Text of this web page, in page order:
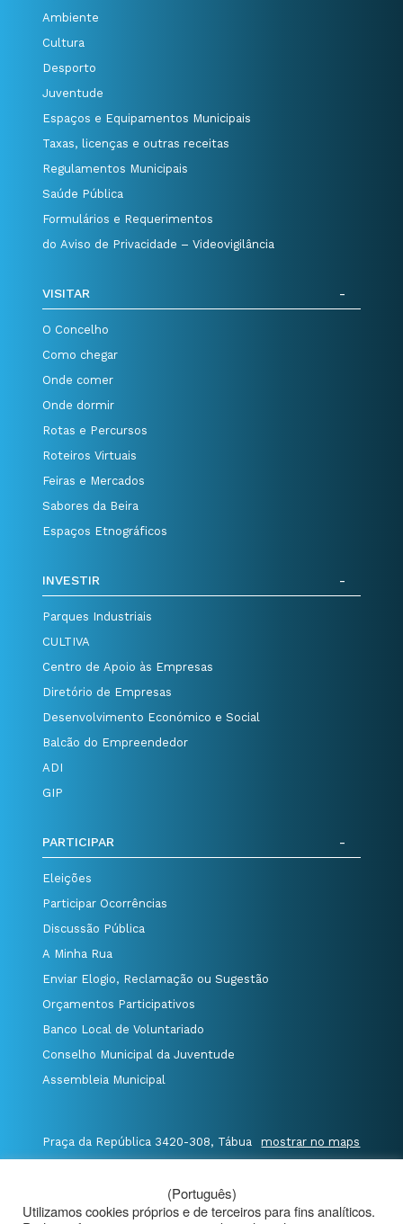
Ambiente
Cultura
Desporto
Juventude
Espaços e Equipamentos Municipais
Taxas, licenças e outras receitas
Regulamentos Municipais
Saúde Pública
Formulários e Requerimentos
do Aviso de Privacidade – Videovigilância
VISITAR
O Concelho
Como chegar
Onde comer
Onde dormir
Rotas e Percursos
Roteiros Virtuais
Feiras e Mercados
Sabores da Beira
Espaços Etnográficos
INVESTIR
Parques Industriais
CULTIVA
Centro de Apoio às Empresas
Diretório de Empresas
Desenvolvimento Económico e Social
Balcão do Empreendedor
ADI
GIP
PARTICIPAR
Eleições
Participar Ocorrências
Discussão Pública
A Minha Rua
Enviar Elogio, Reclamação ou Sugestão
Orçamentos Participativos
Banco Local de Voluntariado
Conselho Municipal da Juventude
Assembleia Municipal
Praça da República 3420-308, Tábua mostrar no maps
E. geral@cm-tabua.pt
(Português)
Utilizamos cookies próprios e de terceiros para fins analíticos.